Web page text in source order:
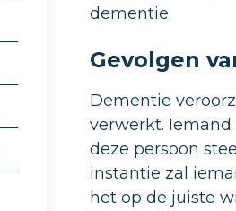
dementie.
Gevolgen
Dementie
verwerkt.
deze persoon
instantie zal
het op de juiste